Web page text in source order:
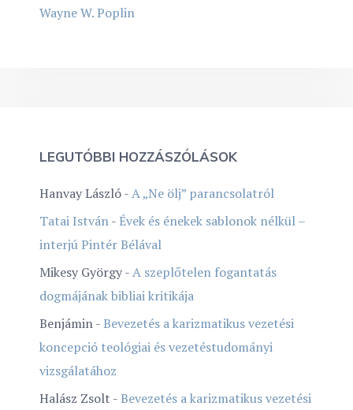
Wayne W. Poplin
LEGUTÓBBI HOZZÁSZÓLÁSOK
Hanvay László-A „Ne ölj” parancsolatról
Tatai István- Évek és énekek sablonok nélkül –
interjú Pintér Bélával
Mikesy György-A szeplőtelen fogantatás
dogmájának bibliai kritikája
Benjámin-Bevezetés a karizmatikus vezetési
koncepció teológiai és vezetéstudományi
vizsgálatához
Halász Zsolt -Bevezetés a karizmatikus vezetési